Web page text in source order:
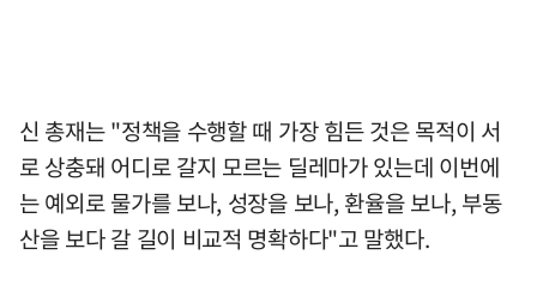
신 총재는 "정책을 수행할 때 가장 힘든 것은 목적이 서
로 상충돼 어디로 갈지 모르는 딜레마가 있는데 이번에
는 예외로 물가를 보나, 성장을 보나, 환율을 보나, 부동
산을 보다 갈 길이 비교적 명확하다"고 말했다.